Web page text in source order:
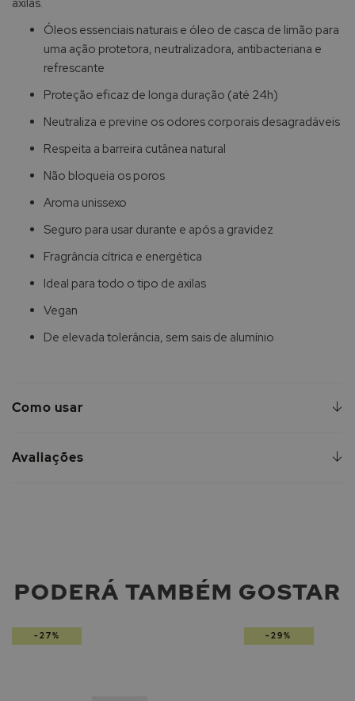
Óleos essenciais naturais e óleo de casca de limão para
uma ação protetora, neutralizadora, antibacteriana e
refrescante
Proteção eficaz de longa duração (até 24h)
Neutraliza e previne os odores corporais desagradáveis
Respeita a barreira cutânea natural
Não bloqueia os poros
Aroma unissexo
Seguro para usar durante e após a gravidez
Fragrância cítrica e energética
Ideal para todo o tipo de axilas
Vegan
De elevada tolerância, sem sais de alumínio
Como usar
Avaliações
PODERÁ TAMBÉM GOSTAR
-27% -29%